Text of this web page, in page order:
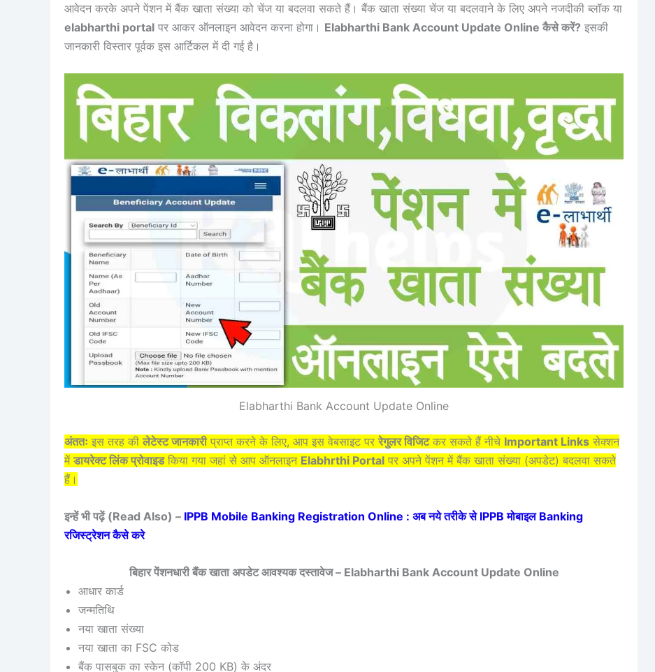
आवेदन करके अपने पेंशन में बैंक खाता संख्या को चेंज या बदलवा सकते हैं। बैंक खाता संख्या चेंज या बदलवाने के लिए अपने नजदीकी ब्लॉक या
elabharthi portal पर आकर ऑनलाइन आवेदन करना होगा। Elabharthi Bank Account Update Online कैसे करें? इसकी
जानकारी विस्तार पूर्वक इस आर्टिकल में दी गई है।
Elabharthi Bank Account Update Online
अंततः इस तरह की लेटेस्ट जानकारीप्राप्त करने के लिए, आप इस वेबसाइट पर रेगुलर विजिटकर सकते हैं नीचे Important Links सेक्शन
में डायरेक्ट लिंक प्रोवाइडकिया गया जहां से आप ऑनलाइन Elabhrthi Portal पर अपने पेंशन में बैंक खाता संख्या (अपडेट) बदलवा सकते
हैं।
इन्हें भी पढ़ें (Read Also) – IPPB Mobile Banking Registration Online : अब नये तरीके से IPPB मोबाइल Banking
रजिस्ट्रेशन कैसे करे
बिहार पेंशनधारी बैंक खाता अपडेट आवश्यक दस्तावेज – Elabharthi Bank Account Update Online
आधार कार्ड
जन्मतिथि
नया खाता संख्या
नया खाता का FSC कोड
बैंक पासबुक का स्केन (कॉपी 200 KB) के अंदर